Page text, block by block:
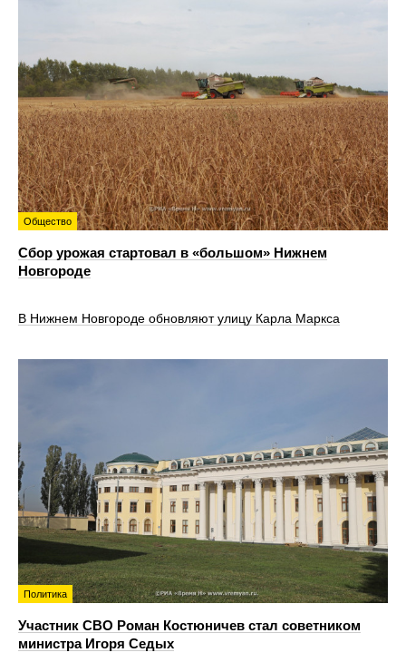
Общество
Сбор урожая стартовал в «большом» Нижнем
Новгороде
В Нижнем Новгороде обновляют улицу Карла Маркса
Политика
Участник СВО Роман Костюничев стал советником
министра Игоря Седых